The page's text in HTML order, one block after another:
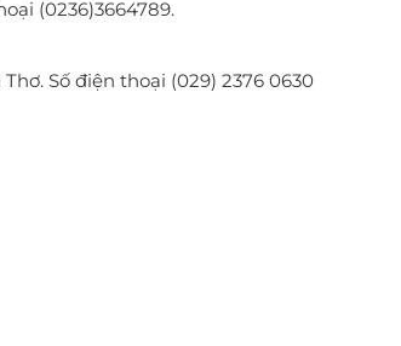
(0236)3664789.
Số điện thoại (029) 2376 0630